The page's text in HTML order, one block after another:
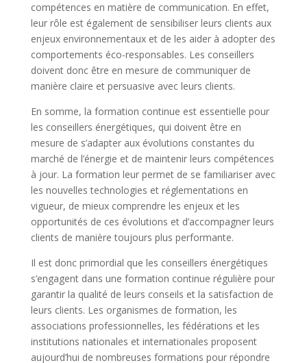
compétences en matière de communication. En effet,
leur rôle est également de sensibiliser leurs clients aux
enjeux environnementaux et de les aider à adopter des
comportements éco-responsables. Les conseillers
doivent donc être en mesure de communiquer de
manière claire et persuasive avec leurs clients.
En somme, la formation continue est essentielle pour
les conseillers énergétiques, qui doivent être en
mesure de s’adapter aux évolutions constantes du
marché de l’énergie et de maintenir leurs compétences
à jour. La formation leur permet de se familiariser avec
les nouvelles technologies et réglementations en
vigueur, de mieux comprendre les enjeux et les
opportunités de ces évolutions et d’accompagner leurs
clients de manière toujours plus performante.
Il est donc primordial que les conseillers énergétiques
s’engagent dans une formation continue régulière pour
garantir la qualité de leurs conseils et la satisfaction de
leurs clients. Les organismes de formation, les
associations professionnelles, les fédérations et les
institutions nationales et internationales proposent
aujourd’hui de nombreuses formations pour répondre